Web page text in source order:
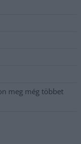
meg még többet